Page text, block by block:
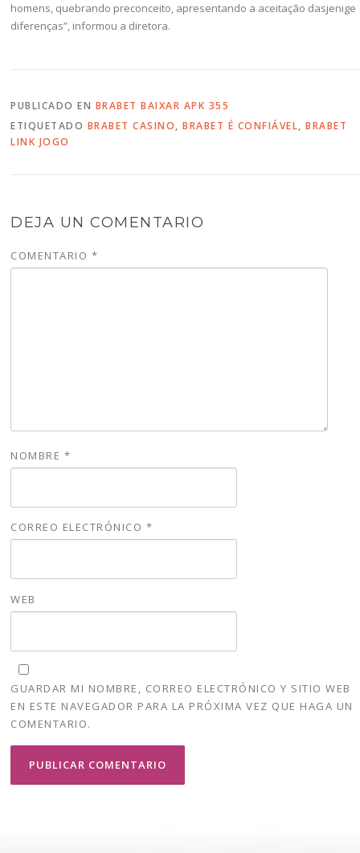
homens, quebrando preconceito, apresentando a aceitação dasjenige
diferenças”, informou a diretora.
PUBLICADO EN BRABET BAIXAR APK 355
ETIQUETADO BRABET CASINO,BRABET É CONFIÁVEL,BRABET
LINK JOGO
DEJA UN COMENTARIO
COMENTARIO *
NOMBRE *
CORREO ELECTRÓNICO *
WEB
GUARDAR MI NOMBRE, CORREO ELECTRÓNICO Y SITIO WEB
EN ESTE NAVEGADOR PARA LA PRÓXIMA VEZ QUE HAGA UN
COMENTARIO.